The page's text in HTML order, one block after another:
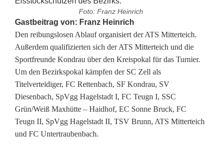
Foto: Franz Heinrich
E
i
s
s
t
o
c
Gastbeitrag von: Franz Heinrich
Den reibungslosen Ablauf organisiert der ATS Mitterteich.
Außerdem qualifizierten sich der ATS Mitterteich und die
Sportfreunde Kondrau über den Kreispokal für das Turnier.
Um den Bezirkspokal kämpfen der SC Zell als
Titelverteidiger, FC Rettenbach, SF Kondrau, SV
Diesenbach, SpVgg Hagelstadt I, FC Teugn I, SSC
Grün/Weiß Maxhütte – Haidhof, EC Sonne Bruck, FC
Teugn II, SpVgg Hagelstadt II, TSV Brunn, ATS Mitterteich
und FC Untertraubenbach.